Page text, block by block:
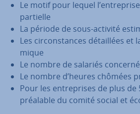
Le motif pour lequel
partielle
La période de sous-activité
Les cir­cons­tances dé­tail­lées et
mique
Le nombre de salariés
Le nombre d’heures chômées
Pour les en­tre­prises de plus de
préalable du comité social et